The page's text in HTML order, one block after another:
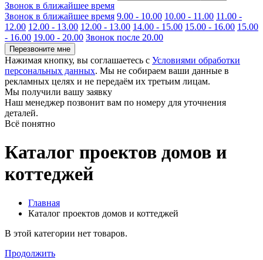
Звонок в ближайшее время
Звонок в ближайшее время 9.00 - 10.00 10.00 - 11.00 11.00 -
12.00 12.00 - 13.00 12.00 - 13.00 14.00 - 15.00 15.00 - 16.00 15.00
- 16.00 19.00 - 20.00 Звонок после 20.00
Перезвоните мне
Нажимая кнопку, вы соглашаетесь с Условиями обработки
персональных данных. Мы не собираем ваши данные в
рекламных целях и не передаём их третьим лицам.
Мы получили вашу заявку
Наш менеджер позвонит вам по номеру для уточнения
деталей.
Всё понятно
Каталог проектов домов и
коттеджей
Главная
Каталог проектов домов и коттеджей
В этой категории нет товаров.
Продолжить